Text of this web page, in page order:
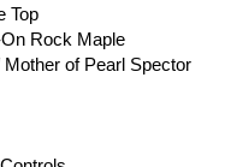
Top
Rock Maple
of Pearl Spector